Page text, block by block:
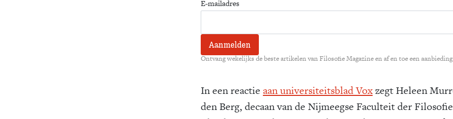
E-mailadres
Ontvang wekelijks de beste artikelen van Filosofie Magazine en af en toe een
In een reactie aan universiteitsblad Voxzegt Heleen
den Berg, decaan van de Nijmeegse Faculteit der